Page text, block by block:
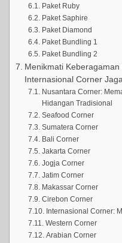
Paket Ruby
Paket Saphire
Paket Diamond
Paket Bundling 1
Paket Bundling 2
Menikmati
Internasional Corner
Nusantara Corner:
Hidangan Tradisional
Seafood Corner
Sumatera Corner
Bali Corner
Jakarta Corner
Jogja Corner
Jatim Corner
Makassar Corner
Cirebon Corner
Internasional Corner:
Western Corner
Arabian Corner